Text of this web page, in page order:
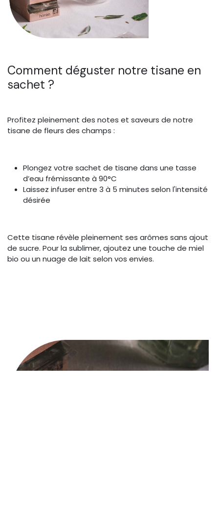
Comment déguster notre tisane en
sachet ?
Profitez pleinement des notes et saveurs de notre
tisane de fleurs des champs :
Plongez votre sachet de tisane dans une tasse
d’eau frémissante à 90°C
Laissez infuser entre 3 à 5 minutes selon l'intensité
désirée
Cette tisane révèle pleinement ses arômes sans ajout
de sucre. Pour la sublimer, ajoutez une touche de miel
bio ou un nuage de lait selon vos envies.